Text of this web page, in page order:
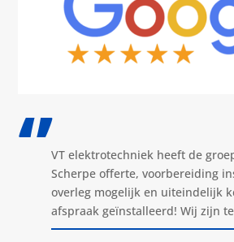
‘’VT elektrotechniek heeft de
Scherpe offerte, voorbereiding
overleg mogelijk en uiteindelijk
afspraak geïnstalleerd! Wij zijn